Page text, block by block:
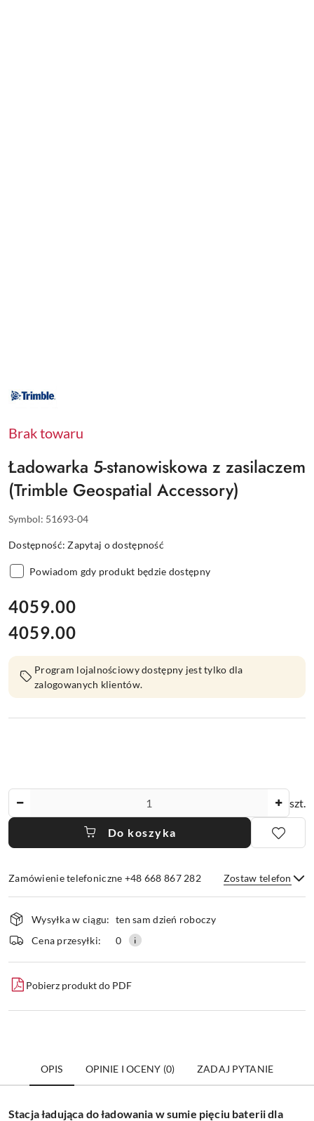
NAZWA
PRODUCENTA:
Brak towaru
Ładowarka 5-stanowiskowa z zasilaczem
(Trimble Geospatial Accessory)
Symbol: 51693-04
Dostępność:Zapytaj o dostępność
Powiadom gdy produkt będzie dostępny
cena:
4059.00
Cena:
4059.00
Program lojalnościowy dostępny jest tylko dla
zalogowanych klientów.
szt.
Do koszyka
Zamówienie telefoniczne +48 668 867 282 Zostaw telefon
Wyślij
Dostępność
i
dostawa
Wysyłka w ciągu: ten sam dzień roboczy
Cena przesyłki:
0
Pobierz produkt do PDF
OPIS OPINIE I OCENY (0) ZADAJ PYTANIE
Stacja ładująca do ładowania w sumie pięciu baterii dla